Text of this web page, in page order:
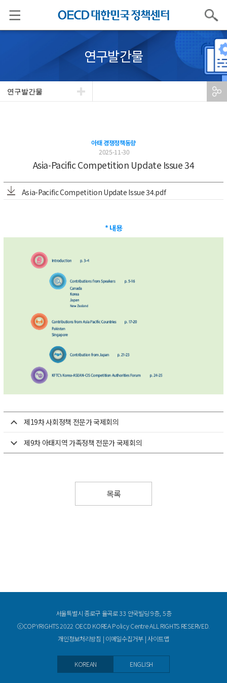
검색
연구발간물
연구발간물
아태 경쟁정책동향
2025-11-30
Asia-Pacific Competition Update Issue 34
Asia-Pacific Competition Update Issue 34.pdf
* 내용
제19차 사회정책 전문가 국제회의
제9차 아태지역 가족정책 전문가 국제회의
목록
서울특별시 종로구 율곡로 33 안국빌딩 9층, 5층
ⓒCOPYRIGHTS 2022 OECD KOREA Policy Centre ALL RIGHTS RESERVED.
개인정보처리방침 | 이메일수집거부|사이트맵
KOREAN ENGLISH